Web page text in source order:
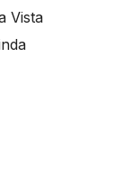
Vista